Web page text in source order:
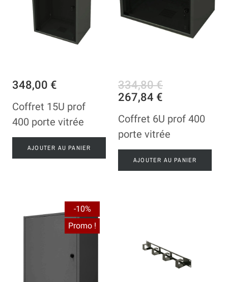
348,00 €
Coffret 15U prof
400 porte vitrée
AJOUTER AU PANIER
334,80 €
267,84 €
Coffret 6U prof 400
porte vitrée
AJOUTER AU PANIER
-10%
Promo !